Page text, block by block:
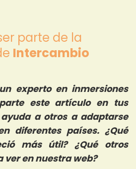
parte de la
Intercambio
experto en inmersiones
este artículo en tus
a otros a adaptarse
diferentes países. ¿Qué
más útil? ¿Qué otros
ver en nuestra web?